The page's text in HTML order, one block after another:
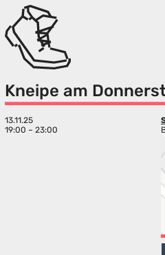
Kneipe am
13.11.25
19:00 – 23:00